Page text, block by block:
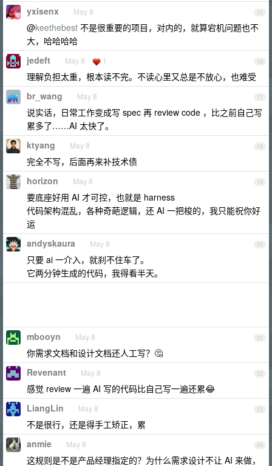
15
yxisenx May 8
@keethebest 不是很重要的项目，对内的，就算宕机问题也不
大，哈哈哈哈
16
jedeft May 8 1
理解负担太重，根本读不完。不读心里又总是不放心，也难受
17
br_wang May 8
说实话，日常工作变成写 spec 再 review code ，比之前自己写
累多了……AI 太快了。
18
ktyang May 8
完全不写，后面再来补技术债
19
horizon May 8
要底座好用 AI 才可控，也就是 harness
代码架构混乱，各种奇葩逻辑，还 AI 一把梭的，我只能祝你好
运
20
andyskaura May 8
只要 ai 一介入，就刹不住车了。
它两分钟生成的代码，我得看半天。
21
mbooyn May 8
你需求文档和设计文档还人工写？🤔
22
Revenant May 8
感觉 review 一遍 AI 写的代码比自己写一遍还累😂
23
LiangLin May 8
不是很行，还是得手工矫正，累
24
anmie May 8
这规则是不是产品经理指定的？为什么需求设计不让 AI 来做，